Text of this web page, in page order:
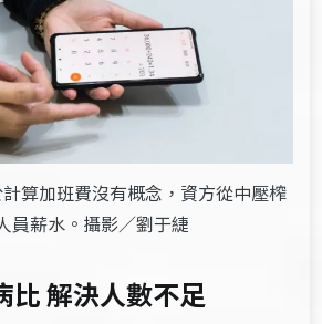
算加班費沒有概念，資方從中壓榨
員薪水。攝影／劉于緁
比 解決人數不足